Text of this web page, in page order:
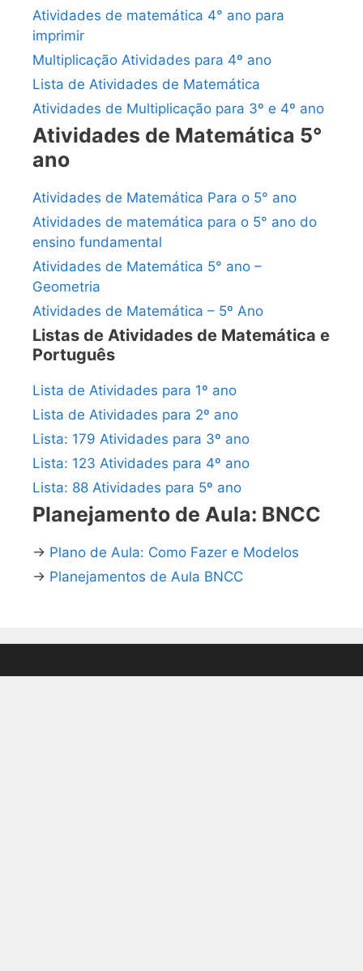
Atividades de matemática 4° ano para
imprimir
Multiplicação Atividades para 4º ano
Lista de Atividades de Matemática
Atividades de Multiplicação para 3º e 4º ano
Atividades de Matemática 5°
ano
Atividades de Matemática Para o 5° ano
Atividades de matemática para o 5° ano do
ensino fundamental
Atividades de Matemática 5° ano –
Geometria
Atividades de Matemática – 5º Ano
Listas de Atividades de Matemática e
Português
Lista de Atividades para 1º ano
Lista de Atividades para 2º ano
Lista: 179 Atividades para 3º ano
Lista: 123 Atividades para 4º ano
Lista: 88 Atividades para 5º ano
Planejamento de Aula: BNCC
→ Plano de Aula: Como Fazer e Modelos
→ Planejamentos de Aula BNCC